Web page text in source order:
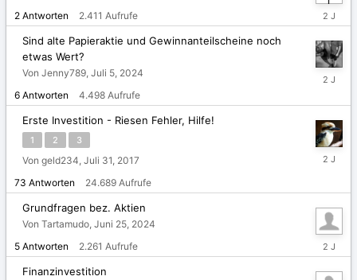
2 Antworten 2.411 Aufrufe
Juli
7,
2024
Sind alte Papieraktie und Gewinnanteilscheine noch
etwas Wert?
Von Jenny789, Juli 5, 2024
6 Antworten 4.498 Aufrufe
Juli
2024
Erste Investition - Riesen Fehler, Hilfe!
1 2 3
Von geld234, Juli 31, 2017
73 Antworten 24.689 Aufrufe
Juni
Grundfragen bez. Aktien
Von Tartamudo, Juni 25, 2024
5 Antworten 2.261 Aufrufe
Juni
26,
2024
Finanzinvestition